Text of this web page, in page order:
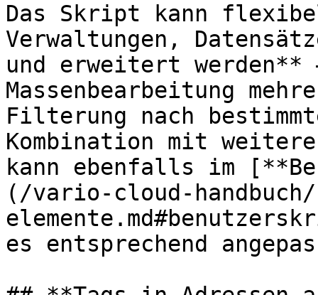
Das Skript kann
Verwaltungen,
und erweitert
Massenbearbeitung
Filterung nach
Kombination mit
kann ebenfalls im
(/vario-cloud-
es entsprechend